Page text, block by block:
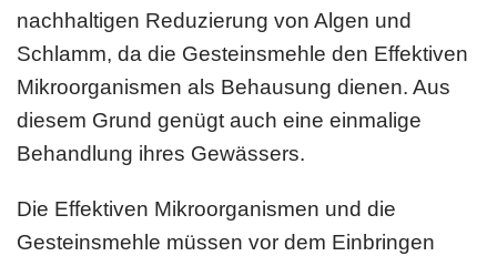
nachhaltigen Reduzierung von Algen und
Schlamm, da die Gesteinsmehle den Effektiven
Mikroorganismen als Behausung dienen. Aus
diesem Grund genügt auch eine einmalige
Behandlung ihres Gewässers.
Die Effektiven Mikroorganismen und die
Gesteinsmehle müssen vor dem Einbringen